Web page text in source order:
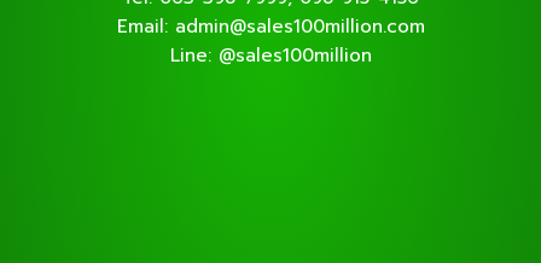
Email: admin@sales100million.com
Line: @sales100million